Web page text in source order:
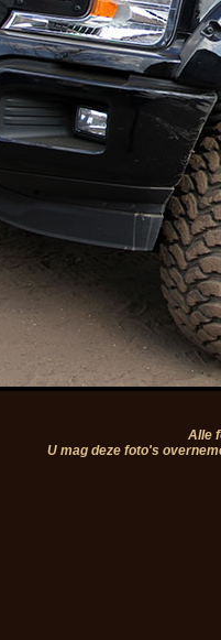
Alle
U mag deze foto's